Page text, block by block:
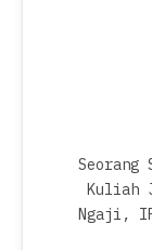
Seorang
Kuliah
Ngaji,